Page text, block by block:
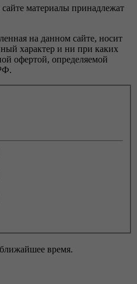
материалы принадлежат
на данном сайте, носит
характер и ни при каких
офертой, определяемой
время.